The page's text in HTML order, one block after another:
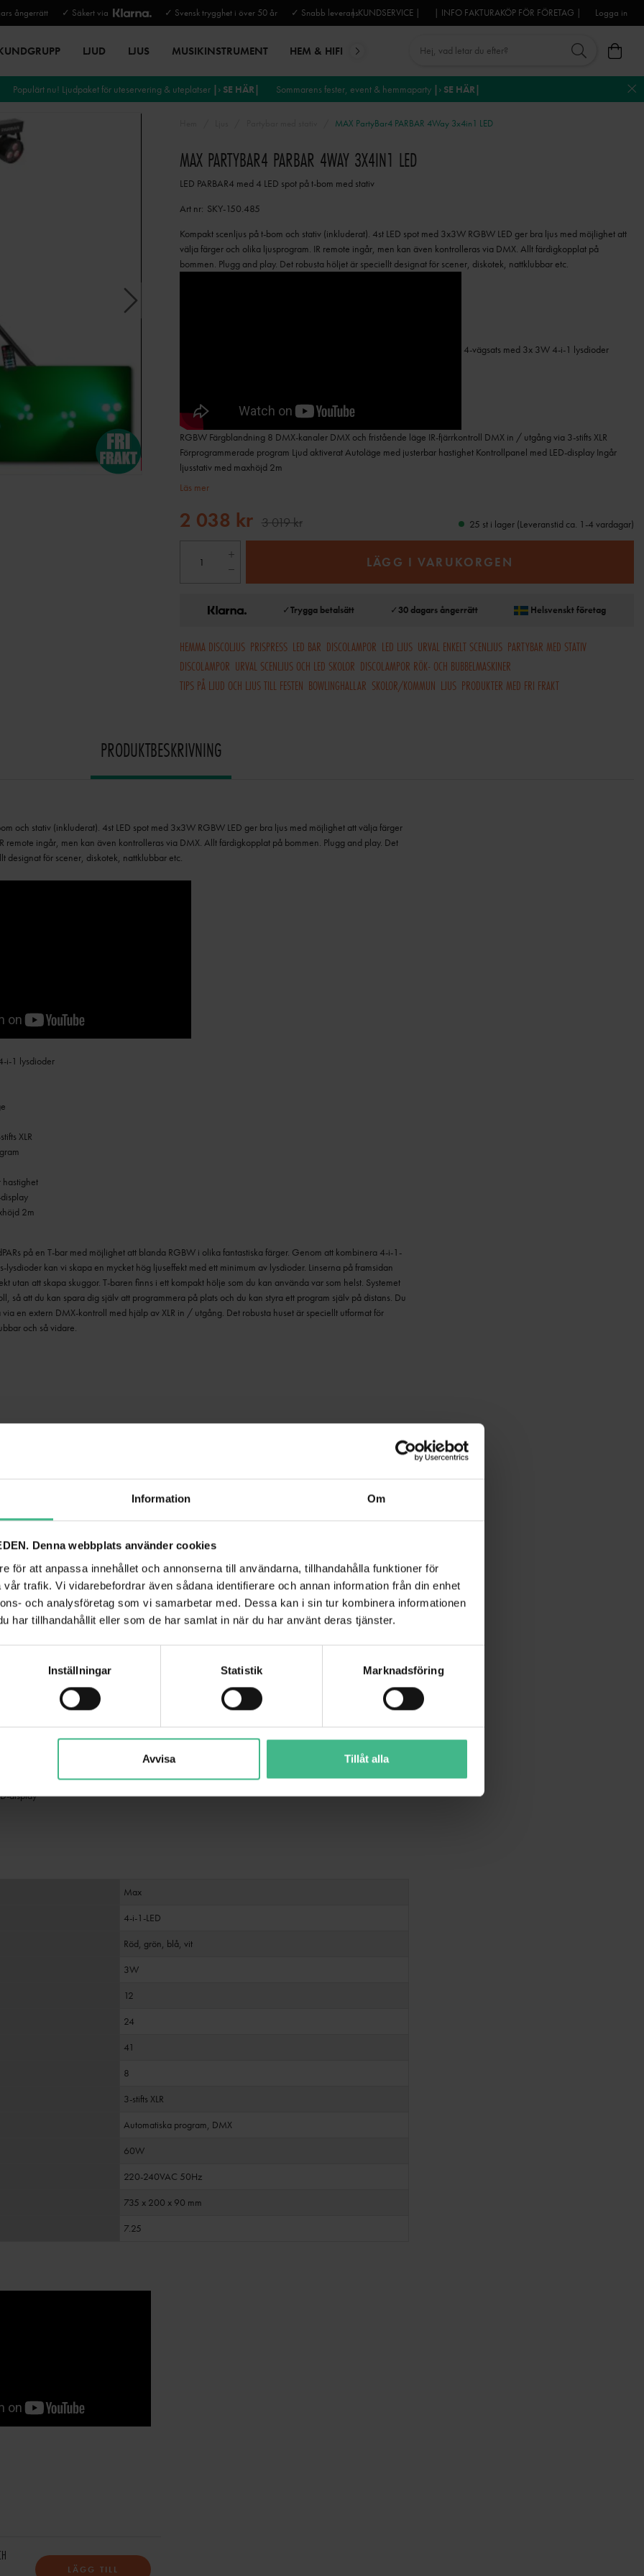
Information Om
Denna webbplats använder cookies
för att anpassa innehållet och annonserna till användarna, tillhandahålla funktioner för
trafik. Vi vidarebefordrar även sådana identifierare och annan information från din enhet
och analysföretag som vi samarbetar med. Dessa kan i sin tur kombinera informationen
har tillhandahållit eller som de har samlat in när du har använt deras tjänster.
Inställningar Statistik Marknadsföring
Avvisa Tillåt alla
ångerrätt ✓ Säkert via ✓ Svensk trygghet i över 50 år ✓ Snabb leverans| KUNDSERVICE | | INFO FAKTURAKÖP FÖR FÖRETAG | Logga in
LJUD LJUS MUSIKINSTRUMENT HEM & HIFI MIKROFONER DJ-UTRUSTNING TROSS
Populärt nu! Ljudpaket för uteservering & uteplatser |› SE HÄR| Sommarens fester, event & hemmaparty |› SE HÄR|
MAX PartyBar4 PARBAR 4Way 3x4in1 LED
MAX PARTYBAR4 PARBAR 4WAY 3X4IN1 LED
LED PARBAR4 med 4 LED spot på t-bom med stativ
Art nr: SKY-150.485
Kompakt scenljus på t-bom och stativ (inkluderat). 4st LED spot med 3x3W RGBW LED ger bra ljus med möjlighet att
välja färger och olika ljusprogram. IR remote ingår, men kan även kontrolleras via DMX. Allt färdigkopplat på
bommen. Plugg and play. Det robusta höljet är speciellt designat för scener, diskotek, nattklubbar etc.
4-vägsats med 3x 3W 4-i-1 lysdioder
RGBW Färgblandning 8 DMX-kanaler DMX och fristående läge IR-fjärrkontroll DMX in / utgång via 3-stifts XLR
Förprogrammerade program Ljud aktiverat Autoläge med justerbar hastighet Kontrollpanel med LED-display Ingår
ljusstativ med maxhöjd 2m
Läs mer
2 038 kr 3 019 kr 25 st i lager (Leveranstid ca. 1-4 vardagar)
LÄGG I VARUKORGEN
✓Trygga betalsätt ✓30 dagars ångerrätt Helsvenskt företag
HEMMA DISCOLJUS PRISPRESS LED BAR DISCOLAMPOR LED LJUS URVAL ENKELT SCENLJUS PARTYBAR MED STATIV
DISCOLAMPOR URVAL SCENLJUS OCH LED SKOLOR DISCOLAMPOR RÖK- OCH BUBBELMASKINER
TIPS PÅ LJUD OCH LJUS TILL FESTEN BOWLINGHALLAR SKOLOR/KOMMUN LJUS PRODUKTER MED FRI FRAKT
PRODUKTBESKRIVNING
och stativ (inkluderat). 4st LED spot med 3x3W RGBW LED ger bra ljus med möjlighet att välja färger
remote ingår, men kan även kontrolleras via DMX. Allt färdigkopplat på bommen. Plugg and play. Det
i-1 lysdioder
XLR
2m
på en T-bar med möjlighet att blanda RGBW i olika fantastiska färger. Genom att kombinera 4-i-1-
lysdioder kan vi skapa en mycket hög ljuseffekt med ett minimum av lysdioder. Linserna på framsidan
utan att skapa skuggor. T-baren finns i ett kompakt hölje som du kan använda var som helst. Systemet
så att du kan spara dig själv att programmera på plats och du kan styra ett program själv på distans. Du
via en extern DMX-kontroll med hjälp av XLR in / utgång. Det robusta huset är speciellt utformat för
och så vidare.
känslighet
display
Max
4-i-1-LED
Röd, grön, blå, vit
3W
12
24
41
8
3-stifts XLR
Automatiska program, DMX
60W
220-240VAC 50Hz
735 x 200 x 90 mm
7.25
LÄGG TILL